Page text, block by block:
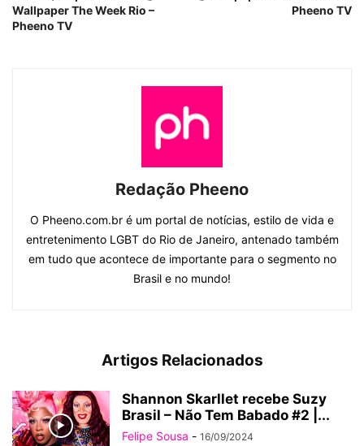
Wallpaper The Week Rio –
Pheeno TV
Pheeno TV
Redação Pheeno
O Pheeno.com.br é um portal de notícias, estilo de vida e
entretenimento LGBT do Rio de Janeiro, antenado também
em tudo que acontece de importante para o segmento no
Brasil e no mundo!
Artigos Relacionados
Shannon Skarllet recebe Suzy
Brasil – Não Tem Babado #2 |...
Felipe Sousa - 16/09/2024